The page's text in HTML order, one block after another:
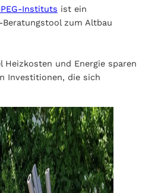
Instituts ist ein
zum Altbau
Heizkosten und Energie sparen
Investitionen, die sich